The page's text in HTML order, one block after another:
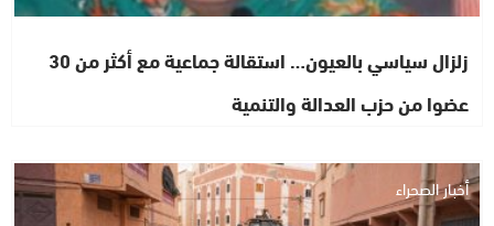
زلزال سياسي بالعيون… استقالة جماعية مع أكثر من 30
عضوا من حزب العدالة والتنمية
أخبار الصحراء